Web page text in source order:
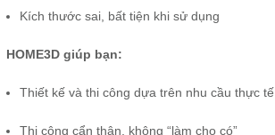
Kích thước sai, bất tiện khi sử dụng
HOME3D giúp bạn:
Thiết kế và thi công dựa trên nhu cầu thực tế
Thi công cẩn thận, không “làm cho có”